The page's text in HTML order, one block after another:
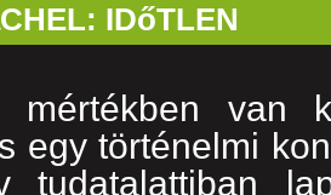
IDőTLEN
mértékben van
egy történelmi
tudatalattiban